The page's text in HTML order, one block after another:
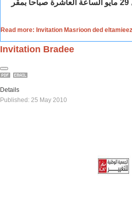
تحت عنوان " الإعلام والمواطنة " وذلك يوم السبت المقبل 29 مايو الساعة العاشرة صباحا بمقر
Read more: Invitation Masrioon ded eltamieez
Invitation Bradee
Details
Published: 25 May 2010